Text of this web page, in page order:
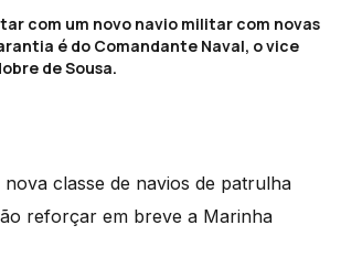
com um novo navio militar com novas
é do Comandante Naval, o vice
de Sousa.
nova classe de navios de patrulha
reforçar em breve a Marinha